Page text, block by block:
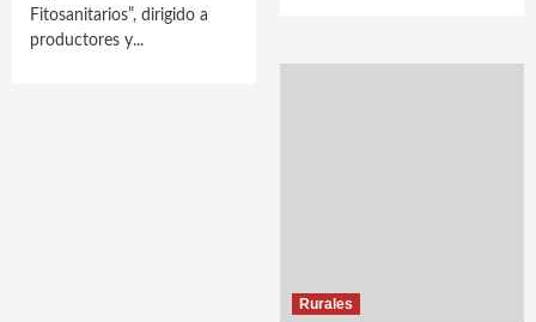
Fitosanitarios”, dirigido a
productores y...
Rurales